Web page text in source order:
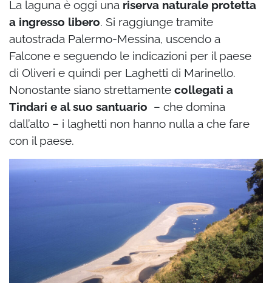
La laguna è oggi una riserva naturale protetta
a ingresso libero. Si raggiunge tramite
autostrada Palermo-Messina, uscendo a
Falcone e seguendo le indicazioni per il paese
di Oliveri e quindi per Laghetti di Marinello.
Nonostante siano strettamente collegati a
Tindari e al suo santuario – che domina
dall’alto – i laghetti non hanno nulla a che fare
con il paese.